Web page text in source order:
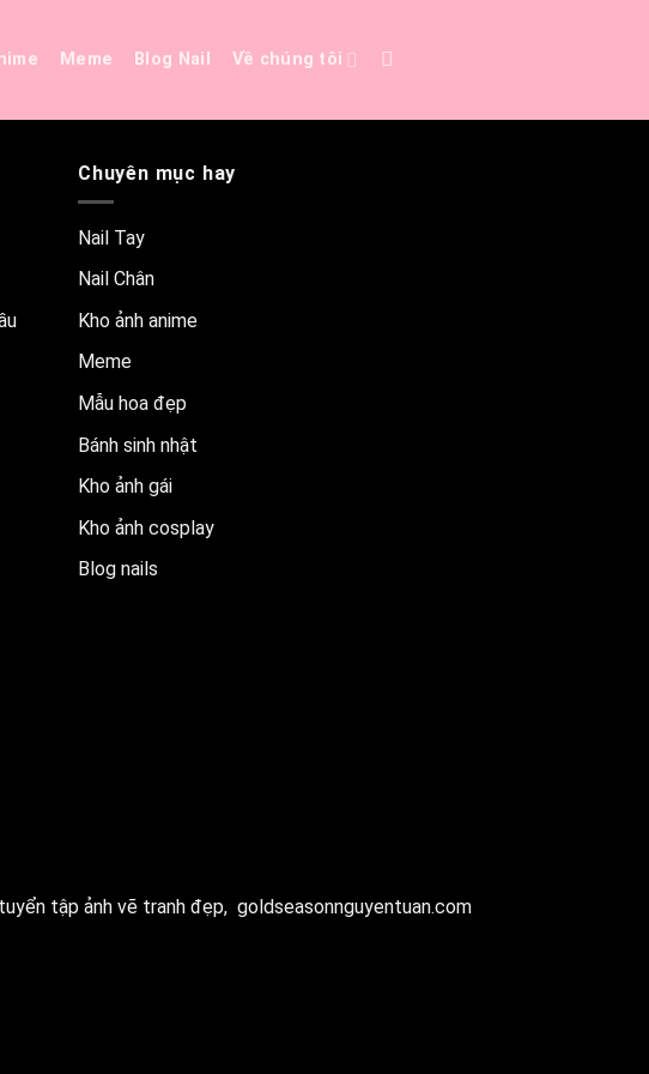
Meme Blog Nail Về chúng tôi
Chuyên mục hay
Nail Tay
Nail Chân
Kho ảnh anime
Meme
Mẫu hoa đẹp
Bánh sinh nhật
Kho ảnh gái
Kho ảnh cosplay
Blog nails
tuyển tập ảnh vẽ tranh đẹp, goldseasonnguyentuan.com